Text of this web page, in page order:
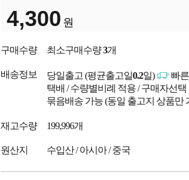
4,300 원
구매수량 최소구매수량3개
배송정보 당일출고 (평균출고일0.2일)
빠
택배 / 수량별비례 적용 / 구매자선택
묶음배송 가능 (동일 출고지 상품만
재고수량 199,996개
원산지 수입산 / 아시아 / 중국